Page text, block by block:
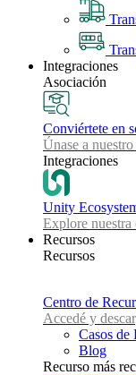
Integraciones
Asociación
Conviértete en
Únase a
Integraciones
Unity
Explore nuestra
Recursos
Recursos
Centro de
Accedé y
Casos de
Blog
Recurso más